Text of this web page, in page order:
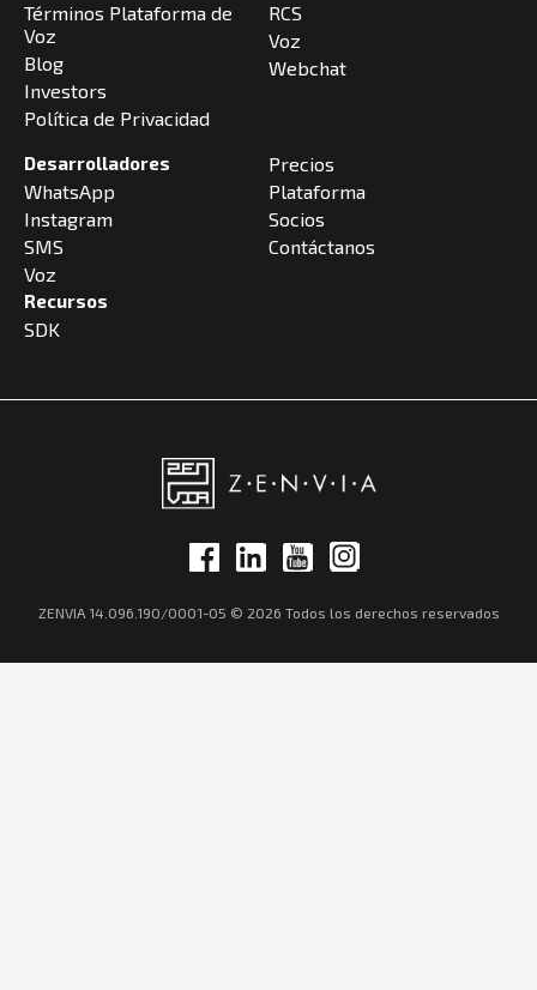
Términos Plataforma de
Voz
Blog
Investors
Política de Privacidad
RCS
Voz
Webchat
Desarrolladores
WhatsApp
Instagram
SMS
Voz
Recursos
SDK
Precios
Plataforma
Socios
Contáctanos
ZENVIA 14.096.190/0001-05 © 2026 Todos los derechos reservados